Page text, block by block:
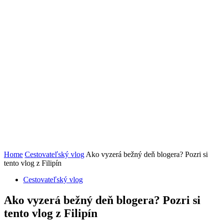
Home Cestovateľský vlog Ako vyzerá bežný deň blogera? Pozri si
tento vlog z Filipín
Cestovateľský vlog
Ako vyzerá bežný deň blogera? Pozri si
tento vlog z Filipín